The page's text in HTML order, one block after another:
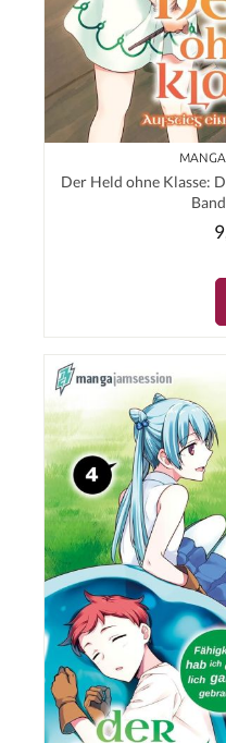
Der Held ohne Klasse: